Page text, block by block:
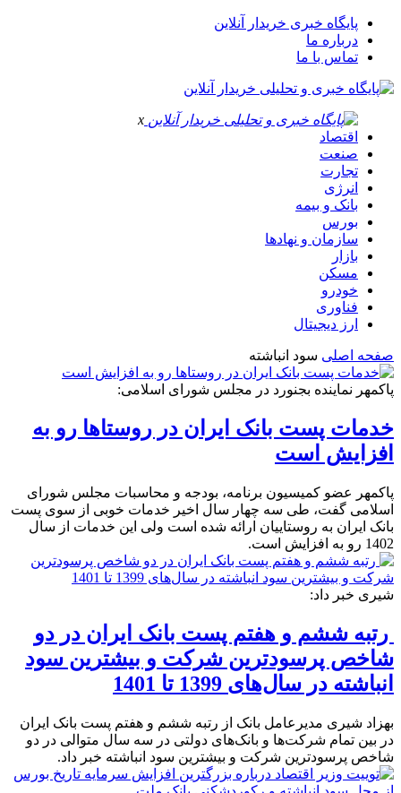
پایگاه خبری خریدار آنلاین
درباره ما
تماس با ما
x
اقتصاد
صنعت
تجارت
انرژی
بانک و بیمه
بورس
سازمان و نهادها
بازار
مسکن
خودرو
فناوری
ارز دیجیتال
صفحه اصلی سود انباشته
پاکمهر نماینده بجنورد در مجلس شورای اسلامی:
خدمات پست بانک ایران در روستاها رو به
افزایش است
پاکمهر عضو کمیسیون برنامه، بودجه و محاسبات مجلس شورای
اسلامی گفت، طی سه چهار سال اخیر خدمات خوبی از سوی پست
بانک ایران به روستاییان ارائه شده است ولی این خدمات از سال
1402 رو به افزایش است.
شیری خبر داد:
رتبه ششم و هفتم پست بانک ایران در دو
شاخص پرسودترین شرکت و بیشترین سود
انباشته در سال‌های 1399 تا 1401
بهزاد شیری مدیرعامل بانک از رتبه ششم و هفتم پست بانک ایران
در بین تمام شرکت‌ها و بانک‌های دولتی در سه سال متوالی در دو
شاخص پرسودترین شرکت و بیشترین سود انباشته خبر داد.